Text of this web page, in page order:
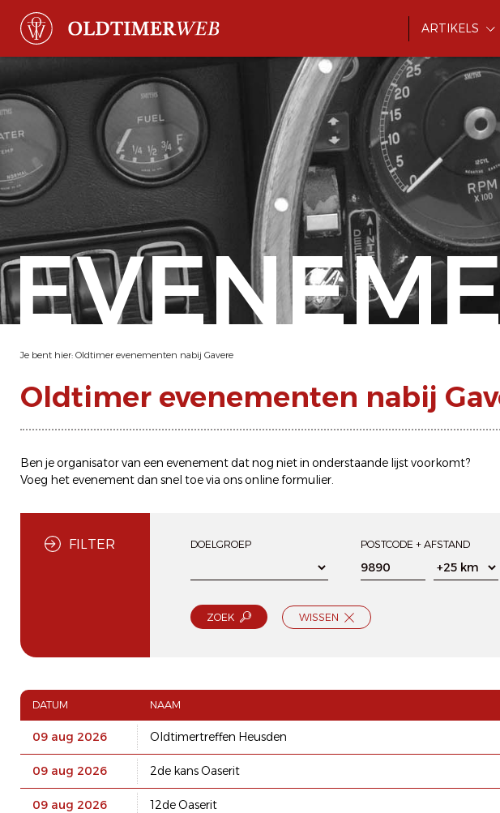
ARTIKELS
Je bent hier: Oldtimer evenementen nabij Gavere
Oldtimer evenementen nabij
Ben je organisator van een evenement dat nog niet in onderstaande lijst voorkomt?
Voeg het evenement dan snel toe via onsonline formulier.
FILTER DOELGROEP POSTCODE + AFSTAND
ZOEK WISSEN
DATUM NAAM
09 aug 2026 Oldtimertreffen Heusden
09 aug 2026 2de kans Oaserit
09 aug 2026 12de Oaserit